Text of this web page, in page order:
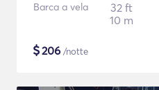
Barca a vela
32 ft
10 m
$206 /notte